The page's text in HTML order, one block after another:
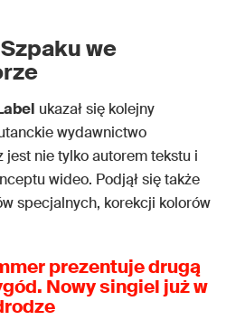
we
ukazał się kolejny
wydawnictwo
jest nie tylko autorem tekstu i
wideo. Podjął się także
specjalnych, korekcji kolorów
prezentuje drugą
Nowy singiel już w